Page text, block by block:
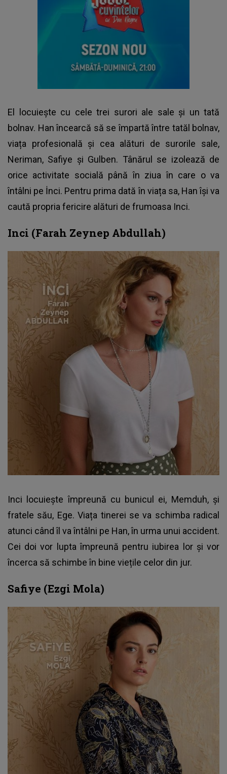
El locuiește cu cele trei surori ale sale și un tată
bolnav. Han încearcă să se împartă între tatăl bolnav,
viața profesională și cea alături de surorile sale,
Neriman, Safiye și Gulben. Tânărul se izolează de
orice activitate socială până în ziua în care o va
întâlni pe İnci. Pentru prima dată în viața sa, Han își va
caută propria fericire alături de frumoasa Inci.
Inci (Farah Zeynep Abdullah)
Inci locuiește împreună cu bunicul ei, Memduh, și
fratele său, Ege. Viața tinerei se va schimba radical
atunci când îl va întâlni pe Han, în urma unui accident.
Cei doi vor lupta împreună pentru iubirea lor și vor
încerca să schimbe în bine viețile celor din jur.
Safiye (Ezgi Mola)